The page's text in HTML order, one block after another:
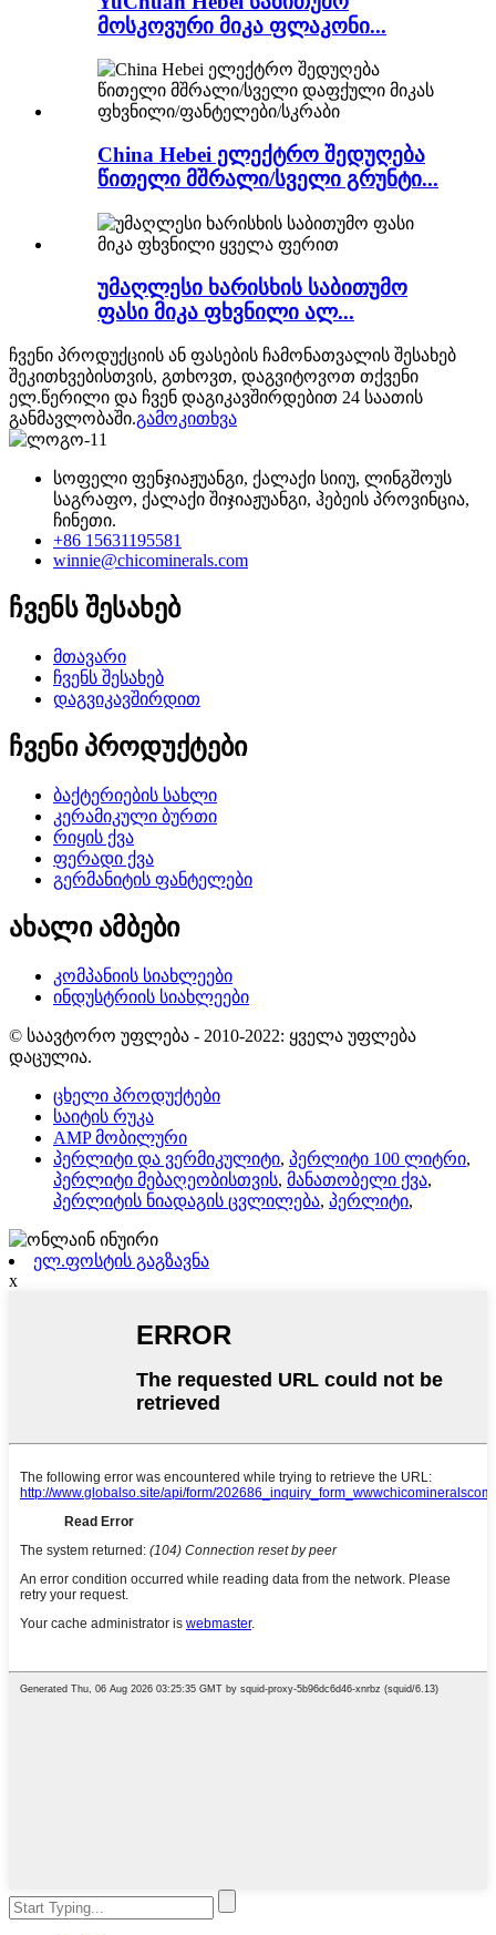
მოსკოვური მიკა ფლაკონი...
China Hebei ელექტრო შედუღება
წითელი მშრალი/სველი გრუნტი...
უმაღლესი ხარისხის საბითუმო
ფასი მიკა ფხვნილი ალ...
ჩვენი პროდუქციის ან ფასების ჩამონათვალის შესახებ
შეკითხვებისთვის, გთხოვთ, დაგვიტოვოთ თქვენი
ელ.წერილი და ჩვენ დაგიკავშირდებით 24 საათის
განმავლობაში.გამოკითხვა
სოფელი ფენჯიაჟუანგი, ქალაქი სიიუ, ლინგშოუს
საგრაფო, ქალაქი შიჯიაჟუანგი, ჰებეის პროვინცია,
ჩინეთი.
+86 15631195581
winnie@chicominerals.com
ჩვენს შესახებ
მთავარი
ჩვენს შესახებ
დაგვიკავშირდით
ჩვენი პროდუქტები
ბაქტერიების სახლი
კერამიკული ბურთი
რიყის ქვა
ფერადი ქვა
გერმანიტის ფანტელები
ახალი ამბები
კომპანიის სიახლეები
ინდუსტრიის სიახლეები
© საავტორო უფლება - 2010-2022: ყველა უფლება
დაცულია.
ცხელი პროდუქტები
საიტის რუკა
AMP მობილური
პერლიტი და ვერმიკულიტი, პერლიტი 100 ლიტრი,
პერლიტი მებაღეობისთვის, მანათობელი ქვა,
პერლიტის ნიადაგის ცვლილება, პერლიტი,
ელ.ფოსტის გაგზავნა
x